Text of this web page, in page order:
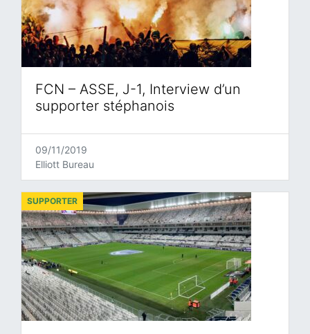
FCN – ASSE, J-1, Interview d’un
supporter stéphanois
09/11/2019
Elliott Bureau
SUPPORTER